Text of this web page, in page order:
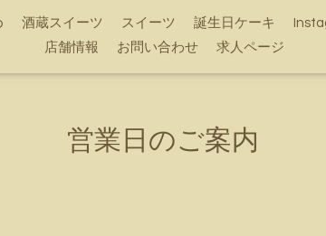
酒蔵スイーツ スイーツ 誕生日ケーキ
店舗情報
お問い合わせ 求人ページ
営業日のご案内